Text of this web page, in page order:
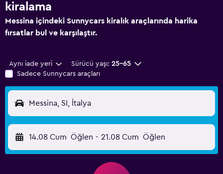
kiralama
Messina içindeki Sunnycars kiralık araçlarında harika
fırsatlar bul ve karşılaştır.
Aynı iade yeri Sürücü yaşı: 25-65
Sadece Sunnycars araçları
Messina, SI, İtalya
14.08 Cum Öğlen - 21.08 Cum Öğlen